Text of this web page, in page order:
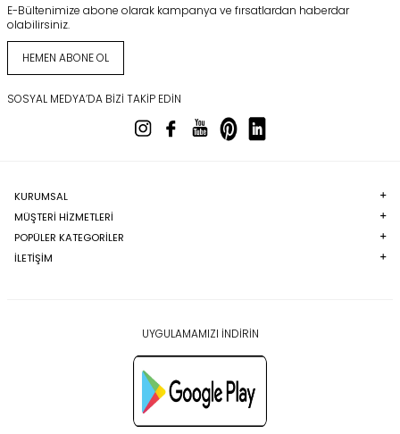
E-Bültenimize abone olarak kampanya ve fırsatlardan haberdar
olabilirsiniz.
HEMEN ABONE OL
SOSYAL MEDYA’DA BIZI TAKIP EDIN
KURUMSAL
MÜŞTERI HIZMETLERI
POPÜLER KATEGORILER
İLETİŞİM
UYGULAMAMIZI İNDİRİN